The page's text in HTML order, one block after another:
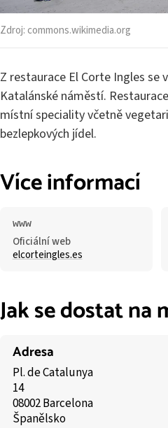
Zdroj: commons.wikimedia.org
Z restaurace El Corte Ingles se
Katalánské náměstí.
místní speciality včetně
bezlepkových jídel.
Více informací
Oficiální web
elcorteingles.es
Jak se dostat na
Adresa
Pl. de Catalunya
14
08002 Barcelona
Španělsko